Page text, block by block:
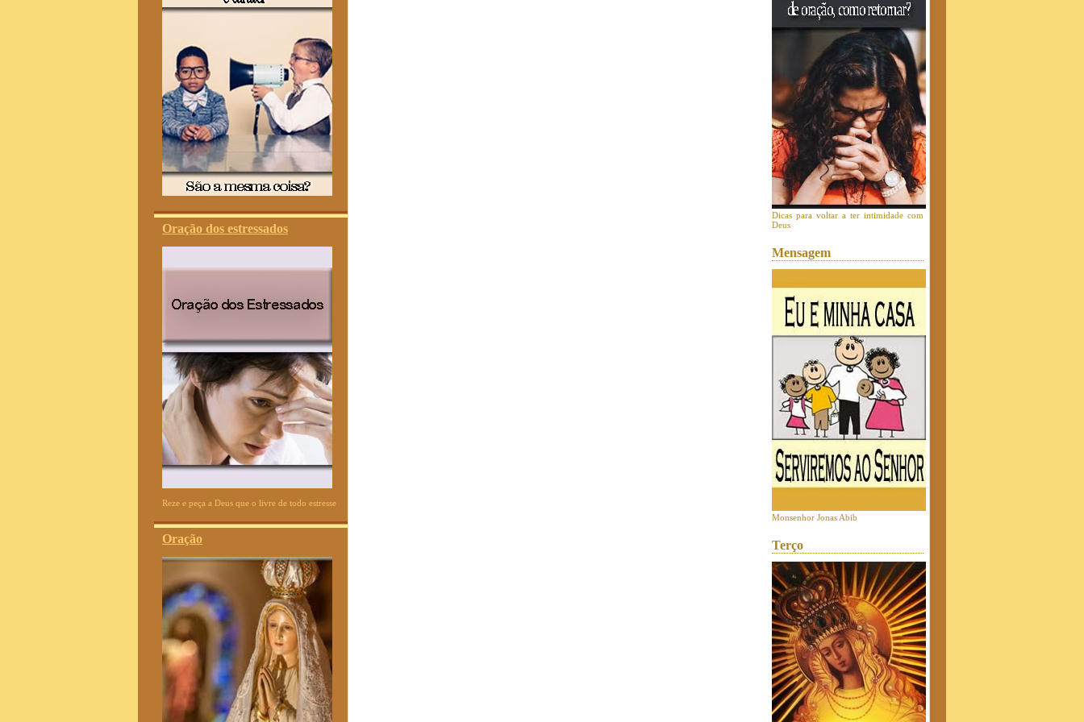
Oração dos estressados
Reze e peça a Deus que o livre de todo estresse
Oração
Dicas para voltar a ter intimidade com
Deus
Mensagem
Monsenhor Jonas Abib
Terço